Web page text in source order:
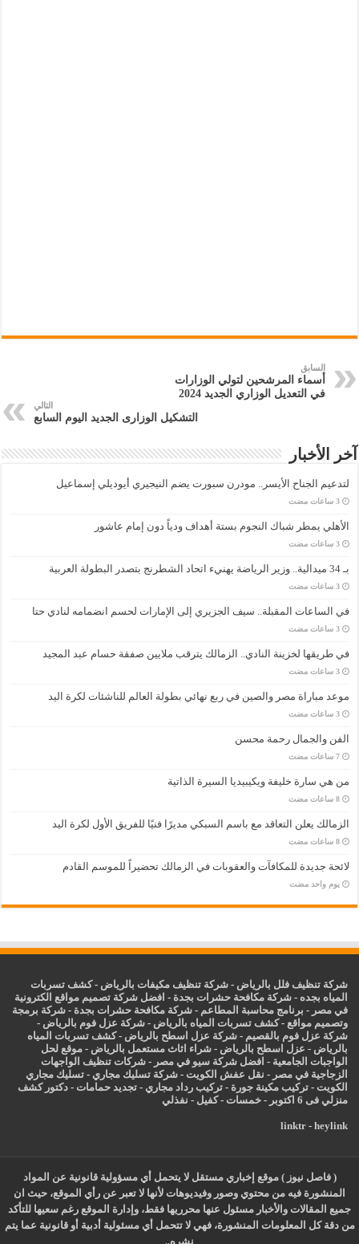
السابق
أسماء المرشحين لتولي الوزارات
في التعديل الوزاري الجديد 2024
التالي
التشكيل الوزارى الجديد اليوم السابع
آخر الأخبار
لتدعيم الجناح الأيسر.. مودرن سبورت يضم النيجيري أيوديلي إسماعيل
‏3 ساعات مضت
الأهلي يمطر شباك النجوم بستة أهداف ودياً دون إمام عاشور
‏3 ساعات مضت
بـ 34 ميدالية.. وزير الرياضة يهنيء اتحاد الشطرنج بتصدر البطولة العربية
‏3 ساعات مضت
في الساعات المقبلة.. سيف الجزيري إلى الإمارات لحسم انضمامه لنادي حتا
‏3 ساعات مضت
في طريقها لخزينة النادي.. الزمالك يترقب ملايين صفقة حسام عبد المجيد
‏3 ساعات مضت
موعد مباراة مصر والصين في ربع نهائي بطولة العالم للناشئات لكرة اليد
‏3 ساعات مضت
الفن والجمال رحمة محسن
‏7 ساعات مضت
من هي سارة خليفة ويكيبيديا السيرة الذاتية
‏8 ساعات مضت
الزمالك يعلن التعاقد مع باسم السبكي مديرًا فنيًا للفريق الأول لكرة اليد
‏8 ساعات مضت
لائحة جديدة للمكافآت والعقوبات في الزمالك تحضيراً للموسم القادم
‏يوم واحد مضت
شركة تنظيف فلل بالرياض -شركة تنظيف مكيفات بالرياض -كشف تسربات
المياه بجده -شركة مكافحة حشرات بجدة - افضل شركة تصميم مواقع الكترونية
في مصر - برنامج محاسبة المطاعم -شركة مكافحة حشرات بجدة -شركة برمجة
وتصميم مواقع -كشف تسربات المياه بالرياض -شركة عزل فوم بالرياض -
شركة عزل فوم بالقصيم -شركة عزل اسطح بالرياض -كشف تسربات المياه
بالرياض - عزل اسطح بالرياض -شراء اثاث مستعمل بالرياض - موقع لحل
الواجبات الجامعية - افضل شركة سيو في مصر -شركات تنظيف الواجهات
الزجاجية في مصر - نقل عفش الكويت -شركة تسليك مجاري -تسليك مجاري
الكويت -تركيب مكينة جورة -تركيب رداد مجاري -تجديد حمامات -دكتور كشف
منزلي فى 6 اكتوبر
-خمسات -كفيل - نفذلي
linktr- heylink
( فاصل نيوز ) موقع إخباري مستقل لا يتحمل أي مسؤولية قانونية عن المواد
المنشورة فيه من محتوي وصور وفيديوهات لأنها لا تعبر عن رأي الموقع، حيث ان
جميع المقالات والأخبار مسئول عنها محرريها فقط، وإدارة الموقع رغم سعيها للتأكد
من دقة كل المعلومات المنشورة، فهي لا تتحمل أي مسئولية أدبية أو قانونية عما يتم
نشره..